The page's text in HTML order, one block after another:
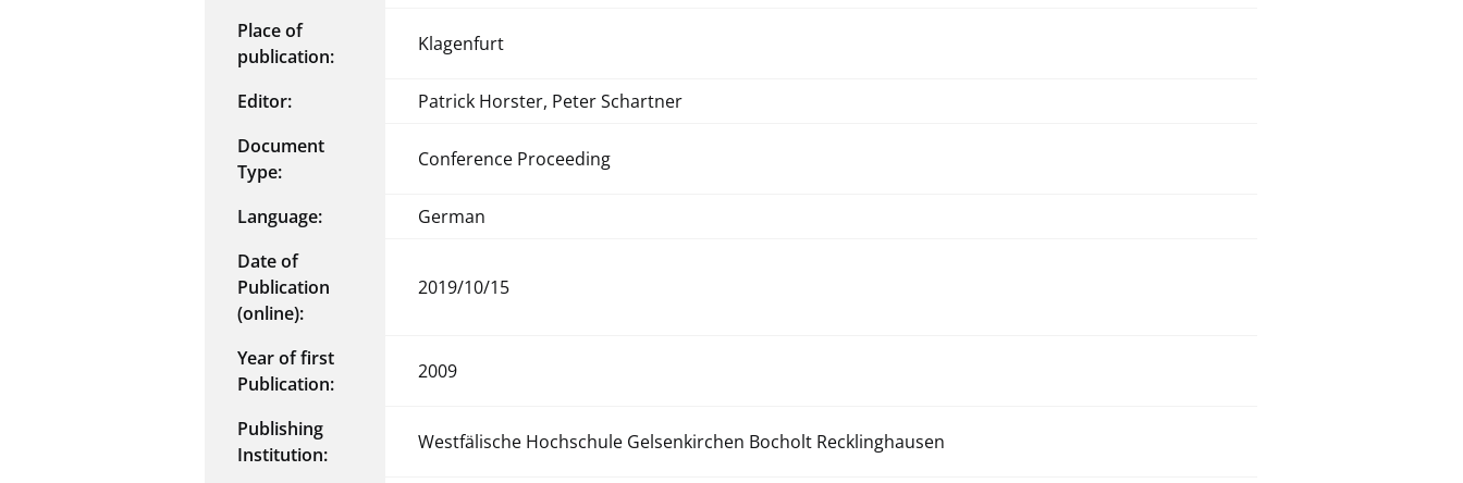
Place of
publication:
Klagenfurt
Editor:
Patrick Horster, Peter Schartner
Document
Type:
Conference Proceeding
Language:
German
Date of
Publication
(online):
2019/10/15
Year of first
Publication:
2009
Publishing
Institution:
Westfälische Hochschule Gelsenkirchen Bocholt Recklinghausen